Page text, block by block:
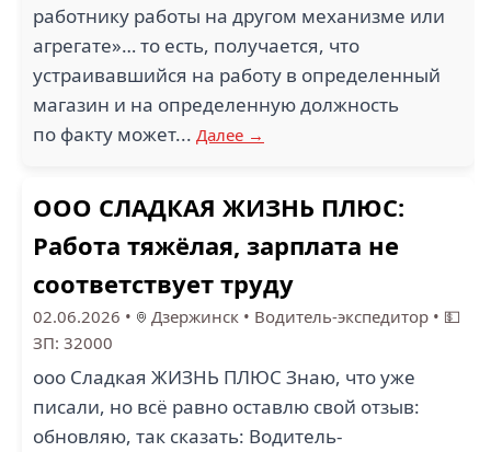
работнику работы на другом механизме или
агрегате»… то есть, получается, что
устраивавшийся на работу в определенный
магазин и на определенную должность
по факту может... Далее →
ООО СЛАДКАЯ ЖИЗНЬ ПЛЮС:
Работа тяжёлая, зарплата не
соответствует труду
02.06.2026 • Дзержинск • Водитель-экспедитор • 💵
ЗП: 32000
ооо Сладкая ЖИЗНЬ ПЛЮС Знаю, что уже
писали, но всё равно оставлю свой отзыв:
обновляю, так сказать: Водитель-